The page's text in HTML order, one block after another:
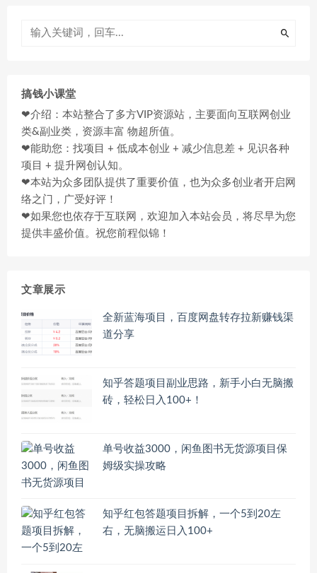
搞钱小课堂
❤介绍：本站整合了多方VIP资源站，主要面向互联网创业
类&副业类，资源丰富 物超所值。
❤能助您：找项目 + 低成本创业 + 减少信息差 + 见识各种
项目 + 提升网创认知。
❤本站为众多团队提供了重要价值，也为众多创业者开启网
络之门，广受好评！
❤如果您也依存于互联网，欢迎加入本站会员，将尽早为您
提供丰盛价值。祝您前程似锦！
文章展示
全新蓝海项目，百度网盘转存拉新赚钱渠
道分享
知乎答题项目副业思路，新手小白无脑搬
砖，轻松日入100+！
单号收益3000，闲鱼图书无货源项目保
姆级实操攻略
知乎红包答题项目拆解，一个5到20左
右，无脑搬运日入100+